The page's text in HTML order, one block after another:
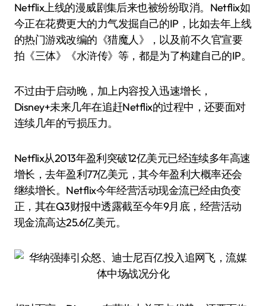
Netflix上线的漫威剧集后来也被纷纷取消。Netflix如
今正在花费更大的力气发掘自己的IP，比如去年上线
的热门游戏改编的《猎魔人》，以及前不久官宣要
拍《三体》《水浒传》等，都是为了构建自己的IP。
不过由于启动晚，加上内容投入迅速增长，
Disney+未来几年在追赶Netflix的过程中，还要面对
连续几年的亏损压力。
Netflix从2013年盈利突破12亿美元已经连续多年高速
增长，去年盈利77亿美元，其今年盈利大概率还会
继续增长。Netflix今年经营活动现金流已经由负变
正，其在Q3财报中透露截至今年9月底，经营活动
现金流高达25.6亿美元。